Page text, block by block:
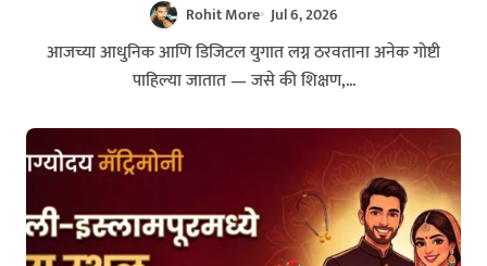
Rohit More Jul 6, 2026
आजच्या आधुनिक आणि डिजिटल युगात लग्न ठरवताना अनेक गोष्टी
पाहिल्या जातात — जसे की शिक्षण,...